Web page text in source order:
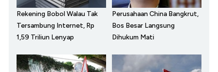
Rekening Bobol Walau Tak
Tersambung Internet, Rp
1,59 Triliun Lenyap
Perusahaan China Bangkrut,
Bos Besar Langsung
Dihukum Mati